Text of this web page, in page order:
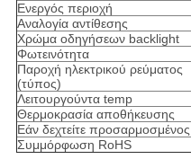
Ενεργός περιοχή
Αναλογία αντίθεσης
Χρώμα οδηγήσεων backlight
Φωτεινότητα
Παροχή ηλεκτρικού ρεύματος
(τύπος)
Λειτουργούντα temp
Θερμοκρασία αποθήκευσης
Εάν δεχτείτε προσαρμοσμένος
Συμμόρφωση RoHS